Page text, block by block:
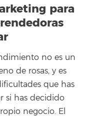
para
no es un
de rosas, y es
que has
si has decidido
negocio. El